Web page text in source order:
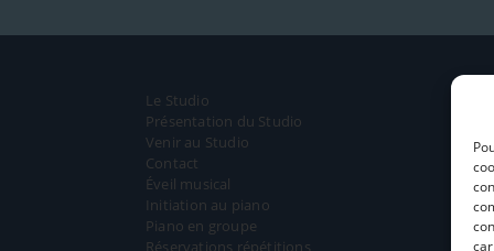
Le Studio
Présentation du Studio
Venir au Studio
Contact
Éveil musical
Initiation au piano
Piano en groupe
Réservations répétitions